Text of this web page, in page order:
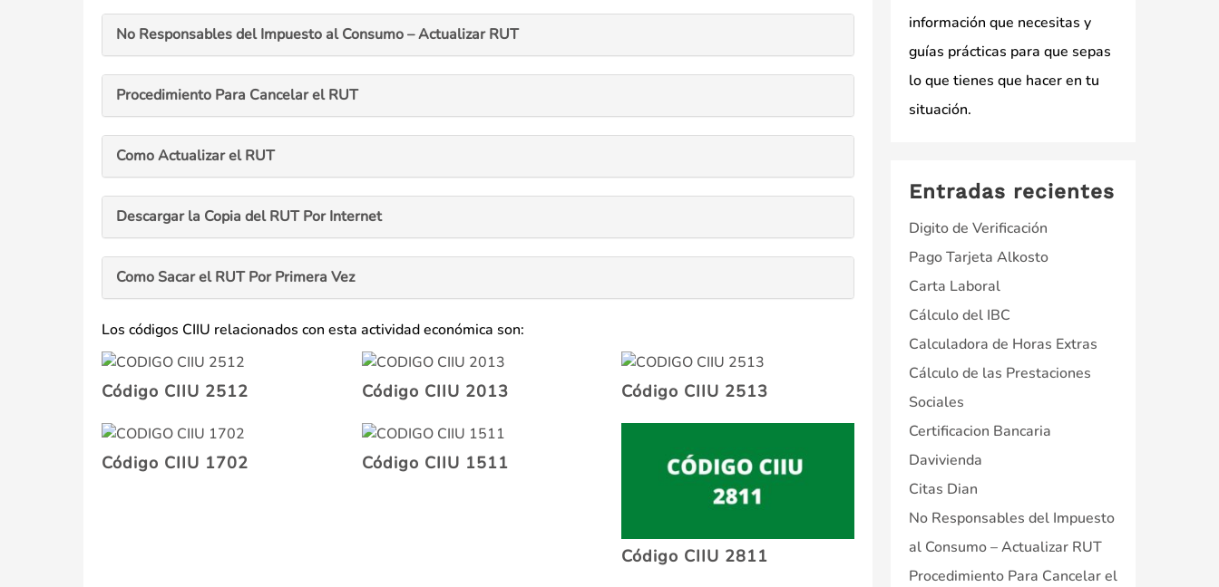
No Responsables del Impuesto al Consumo – Actualizar RUT
Procedimiento Para Cancelar el RUT
Como Actualizar el RUT
Descargar la Copia del RUT Por Internet
Como Sacar el RUT Por Primera Vez
Los códigos CIIU relacionados con esta actividad económica son:
Código CIIU 2512 Código CIIU 2013 Código CIIU 2513
Código CIIU 1702 Código CIIU 1511
Código CIIU 2811
información que necesitas y
guías prácticas para que sepas
lo que tienes que hacer en tu
situación.
Entradas recientes
Digito de Verificación
Pago Tarjeta Alkosto
Carta Laboral
Cálculo del IBC
Calculadora de Horas Extras
Cálculo de las Prestaciones
Sociales
Certificacion Bancaria
Davivienda
Citas Dian
No Responsables del Impuesto
al Consumo – Actualizar RUT
Procedimiento Para Cancelar el